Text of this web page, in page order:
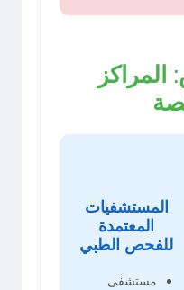
المستشفيات
المعتمدة
للفحص الطبي
مستشفى